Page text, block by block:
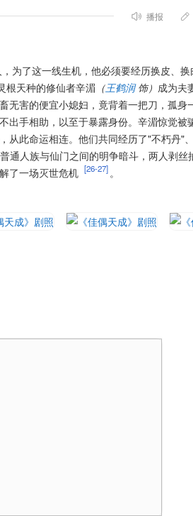
播报
为了这一线生机，他必须要经历换皮、换
根天种的修仙者辛湄 （王鹤润 饰） 成为夫
无害的便宜小媳妇，竟背着一把刀，孤身
出手相助，以至于暴露身份。辛湄惊觉被
从此命运相连。他们共同经历了"不朽丹"
通人族与仙门之间的明争暗斗，两人剥丝
了一场灭世危机 [26-27] 。